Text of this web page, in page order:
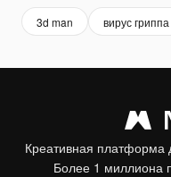
3d man вирус гриппа
Креативная платформа
Более 1 миллиона